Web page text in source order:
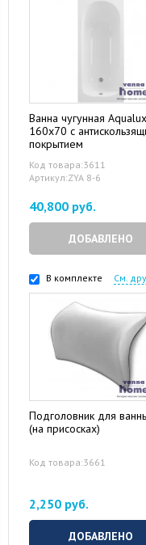
Ванна чугунная Aqualux
160x70 с
покрытием
Код товара:3611
Артикул:ZYA 8-6
40,800 руб.
ДОБАВЛЕНО
В комплекте См.
Подголовник для
(на присосках)
Код товара:3661
2,250 руб.
ДОБАВЛЕНО